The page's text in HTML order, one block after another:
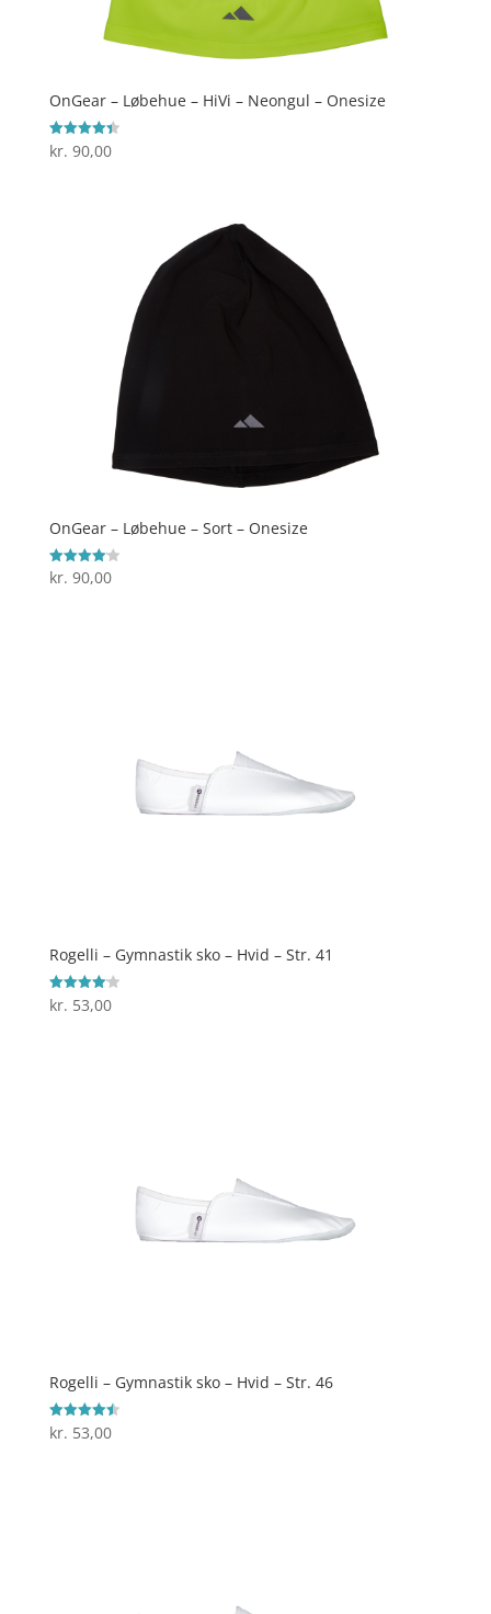
OnGear – Løbehue – HiVi – Neongul – Onesize
Vurderet
4.4
kr. 90,00
OnGear – Løbehue – Sort – Onesize
Vurderet
4.1
kr. 90,00
Rogelli – Gymnastik sko – Hvid – Str. 41
Vurderet
4.1
kr. 53,00
Rogelli – Gymnastik sko – Hvid – Str. 46
Vurderet
4.5
kr. 53,00